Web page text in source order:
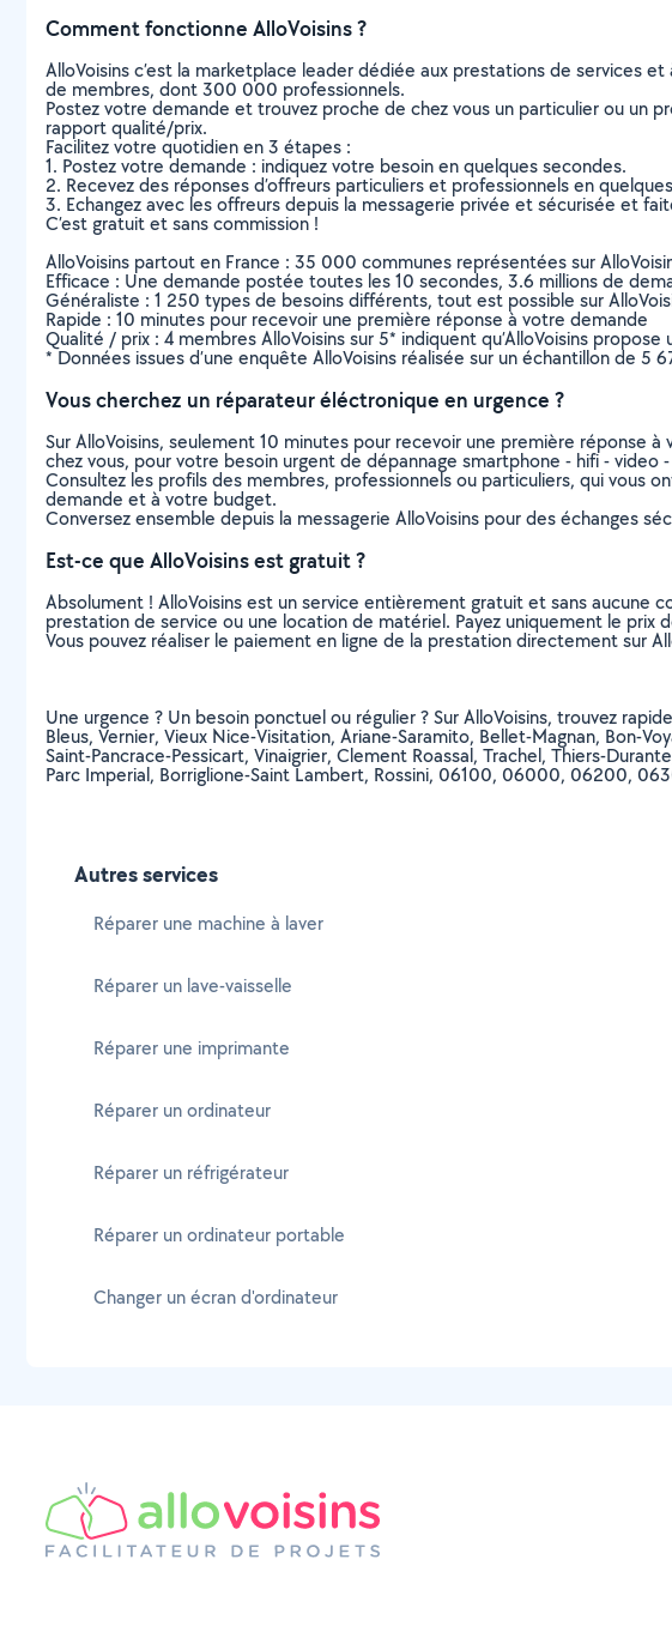
Comment fonctionne AlloVoisins ?
AlloVoisins c’est la marketplace leader dédiée aux prestations de services
de membres, dont 300 000 professionnels.
Postez votre demande et trouvez proche de chez vous un particulier ou un
rapport qualité/prix.
Facilitez votre quotidien en 3 étapes :
1. Postez votre demande : indiquez votre besoin en quelques secondes.
2. Recevez des réponses d’offreurs particuliers et professionnels en
3. Echangez avec les offreurs depuis la messagerie privée et sécurisée et
C’est gratuit et sans commission !
AlloVoisins partout en France : 35 000 communes représentées sur
Efficace : Une demande postée toutes les 10 secondes, 3.6 millions de
Généraliste : 1 250 types de besoins différents, tout est possible sur
Rapide : 10 minutes pour recevoir une première réponse à votre demande
Qualité / prix : 4 membres AlloVoisins sur 5* indiquent qu’AlloVoisins
* Données issues d’une enquête AlloVoisins réalisée sur un échantillon de 5
Vous cherchez un réparateur éléctronique en urgence ?
Sur AlloVoisins, seulement 10 minutes pour recevoir une première
chez vous, pour votre besoin urgent de dépannage smartphone - hifi - video
Consultez les profils des membres, professionnels ou particuliers, qui vous
demande et à votre budget.
Conversez ensemble depuis la messagerie AlloVoisins pour des échanges
Est-ce que AlloVoisins est gratuit ?
Absolument ! AlloVoisins est un service entièrement gratuit et sans aucune
prestation de service ou une location de matériel. Payez uniquement le prix
Vous pouvez réaliser le paiement en ligne de la prestation directement sur
Une urgence ? Un besoin ponctuel ou régulier ? Sur AlloVoisins, trouvez
Bleus, Vernier, Vieux Nice-Visitation, Ariane-Saramito, Bellet-Magnan, Bon-
Saint-Pancrace-Pessicart, Vinaigrier, Clement Roassal, Trachel, Thiers-
Parc Imperial, Borriglione-Saint Lambert, Rossini, 06100, 06000, 06200,
Autres services
Réparer une machine à laver
Réparer un lave-vaisselle
Réparer une imprimante
Réparer un ordinateur
Réparer un réfrigérateur
Réparer un ordinateur portable
Changer un écran d'ordinateur